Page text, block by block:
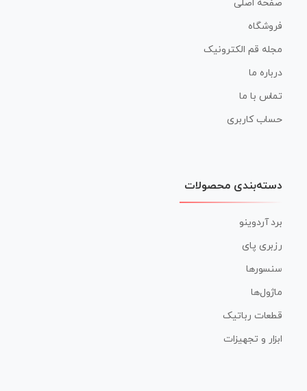
صفحه اصلی
فروشگاه
مجله قم الکترونیک
درباره ما
تماس با ما
حساب کاربری
دسته‌بندی محصولات
برد آردوینو
رزبری پای
سنسورها
ماژول‌ها
قطعات رباتیک
ابزار و تجهیزات